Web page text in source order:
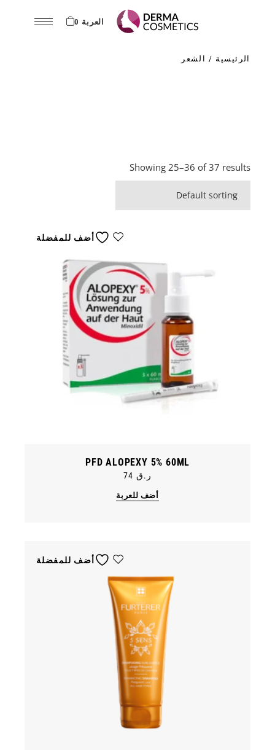
العربة 0
الرئيسية الشعر
Showing 25–36 of 37 results
أضف للمفضلة
PFD ALOPEXY 5% 60ML
ر.ق
أضف للعربة
أضف للمفضلة